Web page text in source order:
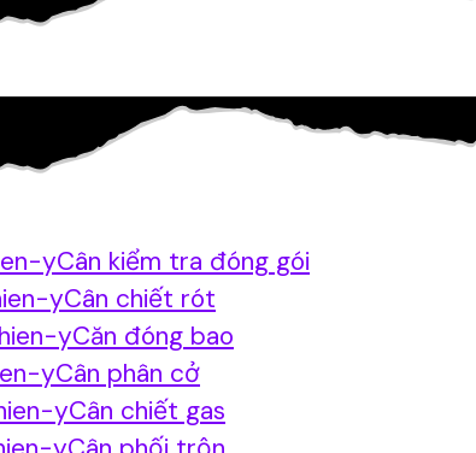
Cân kiểm tra đóng gói
Cân chiết rót
Căn đóng bao
Cân phân cở
Cân chiết gas